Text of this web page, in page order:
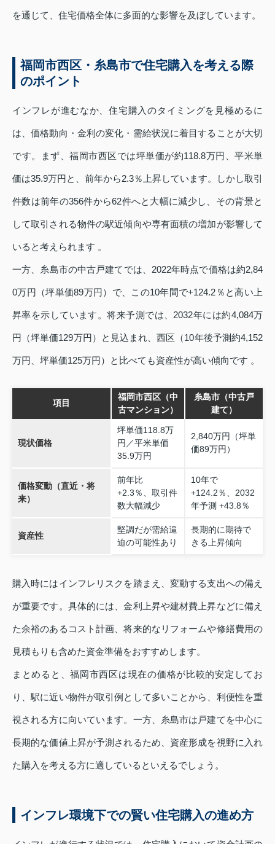
を通じて、住宅価格全体に多面的な影響を及ぼしています。
福岡市西区・糸島市で住宅購入を考える際
のポイント
インフレが進むなか、住宅購入のタイミングを見極めるに
は、価格動向・金利の変化・需給状況に着目することが大切
です。まず、福岡市西区では坪単価が約118.8万円、平米単
価は35.9万円と、前年から2.3％上昇しています。しかし取引
件数は前年の356件から62件へと大幅に減少し、その背景と
して取引される物件の駅近傾向や専有面積の増加が影響して
いると考えられます 。
一方、糸島市の中古戸建てでは、2022年時点で価格は約2,84
0万円（坪単価89万円）で、この10年間で+124.2％と高い上
昇率を示しています。将来予測では、2032年には約4,084万
円（坪単価129万円）と見込まれ、西区（10年後予測約4,152
万円、坪単価125万円）と比べても資産性が高い傾向です 。
項目
福岡市西区（中
古マンション）
糸島市（中古戸
建て）
現状価格
坪単価118.8万
円／平米単価
35.9万円
2,840万円（坪単
価89万円）
価格変動（直近・将
来）
前年比
+2.3％、取引件
数大幅減少
10年で
+124.2％、2032
年予測 +43.8％
資産性
堅調だが需給逼
迫の可能性あり
長期的に期待で
きる上昇傾向
購入時にはインフレリスクを踏まえ、変動する支出への備え
が重要です。具体的には、金利上昇や建材費上昇などに備え
た余裕のあるコスト計画、将来的なリフォームや修繕費用の
見積もりも含めた資金準備をおすすめします。
まとめると、福岡市西区は現在の価格が比較的安定してお
り、駅に近い物件が取引例として多いことから、利便性を重
視される方に向いています。一方、糸島市は戸建てを中心に
長期的な価値上昇が予測されるため、資産形成を視野に入れ
た購入を考える方に適しているといえるでしょう。
インフレ環境下での賢い住宅購入の進め方